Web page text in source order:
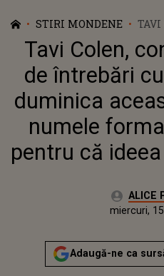
STIRI MONDENE
TAVI
DE
AM
Tavi Colen,
de întrebări
duminica
numele
pentru că
Autor:ALICE
Publicat:
miercuri,
Adaugă-ne ca